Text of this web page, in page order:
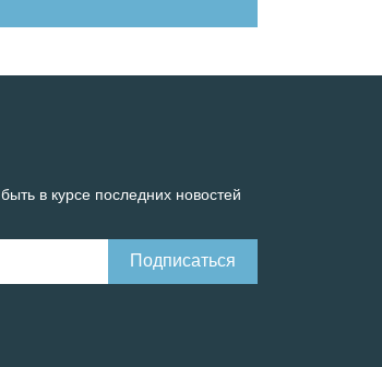
в курсе последних новостей